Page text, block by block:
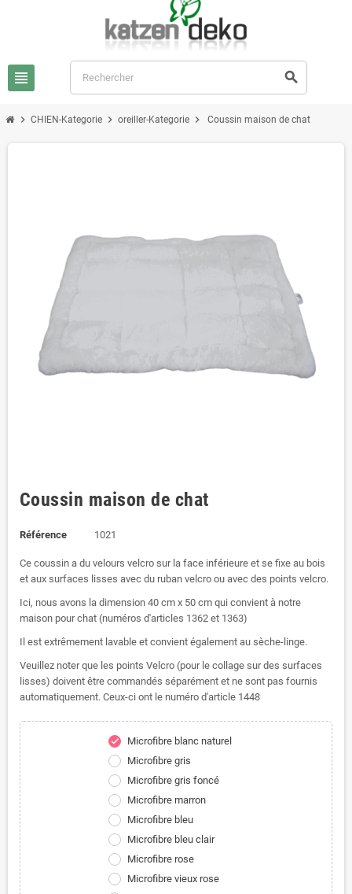
view_headline search
chevron_right CHIEN-Kategorie chevron_right oreiller-Kategorie chevron_right Coussin maison de chat
Coussin maison de chat
Référence 1021
Ce coussin a du velours velcro sur la face inférieure et se fixe au bois
et aux surfaces lisses avec du ruban velcro ou avec des points velcro.
Ici, nous avons la dimension 40 cm x 50 cm qui convient à notre
maison pour chat (numéros d'articles 1362 et 1363)
Il est extrêmement lavable et convient également au sèche-linge.
Veuillez noter que les points Velcro (pour le collage sur des surfaces
lisses) doivent être commandés séparément et ne sont pas fournis
automatiquement. Ceux-ci ont le numéro d'article 1448
check
Microfibre blanc naturel
Microfibre gris
Microfibre gris foncé
Microfibre marron
Microfibre bleu
Microfibre bleu clair
Microfibre rose
Microfibre vieux rose